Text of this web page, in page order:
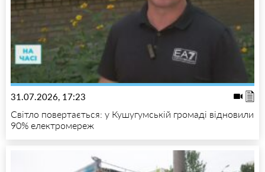
31.07.2026, 17:23
Світло повертається: у Кушугумській громаді відновили
90% електромереж